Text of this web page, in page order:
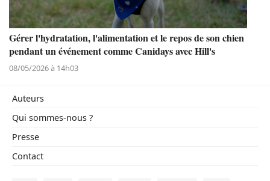
Gérer l'hydratation, l'alimentation et le repos de son chien
pendant un événement comme Canidays avec Hill's
08/05/2026 à 14h03
Auteurs
Qui sommes-nous ?
Presse
Contact